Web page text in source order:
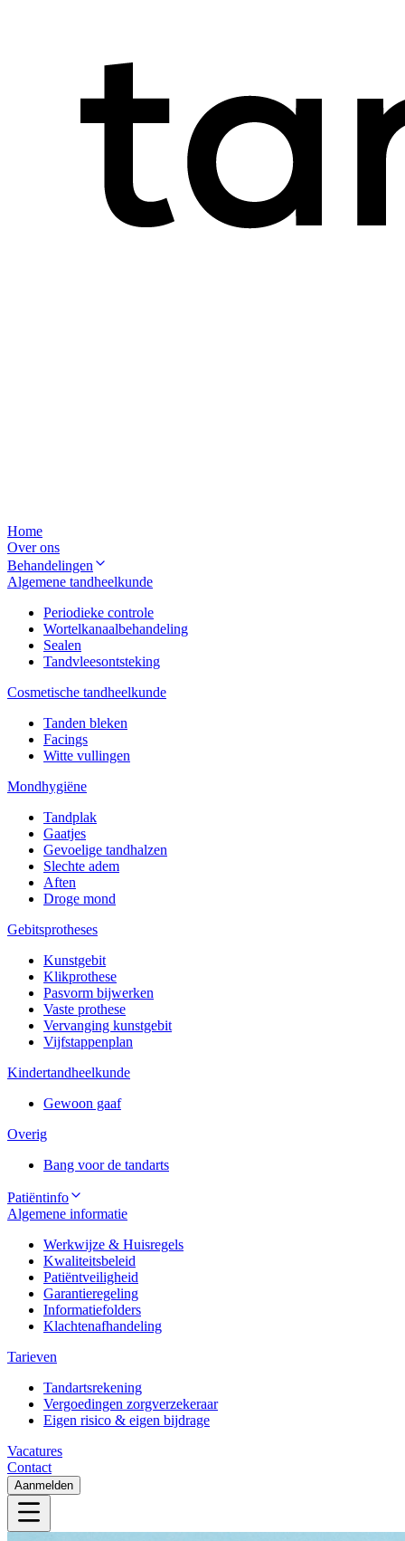
Home
Over ons
Behandelingen
Algemene tandheelkunde
Periodieke controle
Wortelkanaalbehandeling
Sealen
Tandvleesontsteking
Cosmetische tandheelkunde
Tanden bleken
Facings
Witte vullingen
Mondhygiëne
Tandplak
Gaatjes
Gevoelige tandhalzen
Slechte adem
Aften
Droge mond
Gebitsprotheses
Kunstgebit
Klikprothese
Pasvorm bijwerken
Vaste prothese
Vervanging kunstgebit
Vijfstappenplan
Kindertandheelkunde
Gewoon gaaf
Overig
Bang voor de tandarts
Patiëntinfo
Algemene informatie
Werkwijze & Huisregels
Kwaliteitsbeleid
Patiëntveiligheid
Garantieregeling
Informatiefolders
Klachtenafhandeling
Tarieven
Tandartsrekening
Vergoedingen zorgverzekeraar
Eigen risico & eigen bijdrage
Vacatures
Contact
Aanmelden